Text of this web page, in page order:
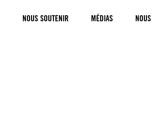
NOUS SOUTENIR MÉDIAS